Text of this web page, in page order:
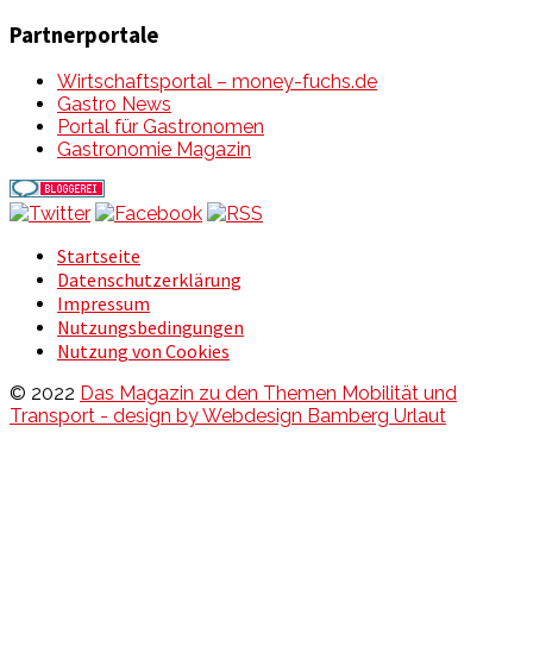
Partnerportale
Wirtschaftsportal – money-fuchs.de
Gastro News
Portal für Gastronomen
Gastronomie Magazin
Startseite
Datenschutzerklärung
Impressum
Nutzungsbedingungen
Nutzung von Cookies
© 2022 Das Magazin zu den Themen Mobilität und
Transport - design by Webdesign Bamberg Urlaut